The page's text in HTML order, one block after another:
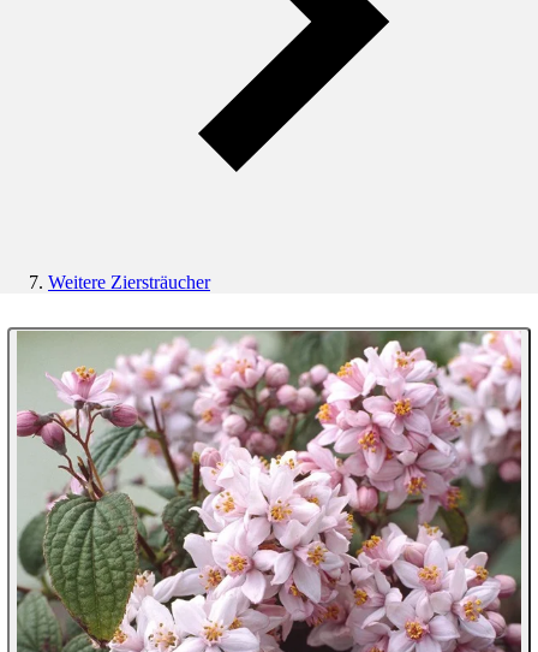
Weitere Ziersträucher